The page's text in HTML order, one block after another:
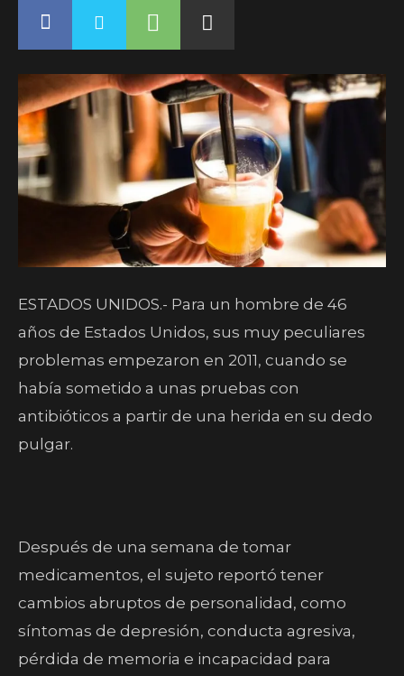
ESTADOS UNIDOS.- Para un hombre de 46
años de Estados Unidos, sus muy peculiares
problemas empezaron en 2011, cuando se
había sometido a unas pruebas con
antibióticos a partir de una herida en su dedo
pulgar.
Después de una semana de tomar
medicamentos, el sujeto reportó tener
cambios abruptos de personalidad, como
síntomas de depresión, conducta agresiva,
pérdida de memoria e incapacidad para